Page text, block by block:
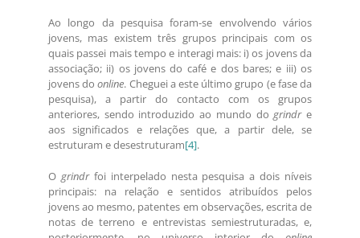
Ao longo da pesquisa foram-se envolvendo vários
jovens, mas existem três grupos principais com os
quais passei mais tempo e interagi mais: i) os jovens da
associação; ii) os jovens do café e dos bares; e iii) os
jovens doonline. Cheguei a este último grupo (e fase da
pesquisa), a partir do contacto com os grupos
anteriores, sendo introduzido ao mundo dogrindre
aos significados e relações que, a partir dele, se
estruturam e desestruturam[4].
O grindr foi interpelado nesta pesquisa a dois níveis
principais: na relação e sentidos atribuídos pelos
jovens ao mesmo, patentes em observações, escrita de
notas de terreno e entrevistas semiestruturadas, e,